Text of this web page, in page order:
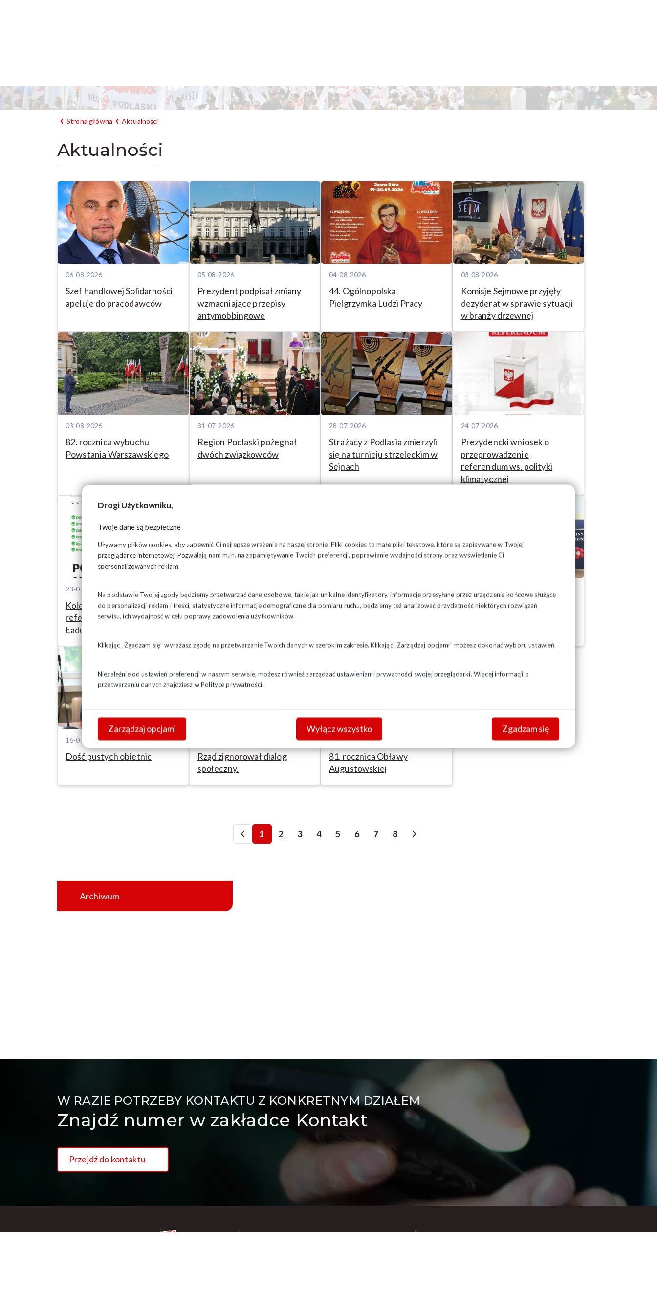
Drogi Użytkowniku,
Twoje dane są bezpieczne
Używamy plików cookies, aby zapewnić Ci najlepsze wrażenia na naszej stronie. Pliki cookies to małe pliki tekstowe, które są zapisywane w Twojej
przeglądarce internetowej. Pozwalają nam m.in. na zapamiętywanie Twoich preferencji, poprawianie wydajności strony oraz wyświetlanie Ci
spersonalizowanych reklam.
Na podstawie Twojej zgody będziemy przetwarzać dane osobowe, takie jak unikalne identyfikatory, informacje przesyłane przez urządzenia końcowe służące
do personalizacji reklam i treści, statystyczne informacje demograficzne dla pomiaru ruchu, będziemy też analizować przydatność niektórych rozwiązań
serwisu, ich wydajność w celu poprawy zadowolenia użytkowników.
Klikając „Zgadzam się” wyrażasz zgodę na przetwarzanie Twoich danych w szerokim zakresie. Klikając „Zarządzaj opcjami” możesz dokonać wyboru ustawień.
Niezależnie od ustawień preferencji w naszym serwisie, możesz również zarządzać ustawieniami prywatności swojej przeglądarki. Więcej informacji o
przetwarzaniu danych znajdziesz wPolityce prywatności.
Zarządzaj opcjami Wyłącz wszystko Zgadzam się
Strona główna Aktualności
Aktualności
06-08-2026
Szef handlowej Solidarności
apeluje do pracodawców
05-08-2026
Prezydent podpisał zmiany
wzmacniające przepisy
antymobbingowe
04-08-2026
44. Ogólnopolska
Pielgrzymka Ludzi Pracy
03-08-2026
Komisje Sejmowe przyjęły
dezyderat w sprawie sytuacji
w branży drzewnej
03-08-2026
82. rocznica wybuchu
Powstania Warszawskiego
31-07-2026
Region Podlaski pożegnał
dwóch związkowców
28-07-2026
Strażacy z Podlasia zmierzyli
się na turnieju strzeleckim w
Sejnach
24-07-2026
Prezydencki wniosek o
przeprowadzenie
referendum ws. polityki
klimatycznej
23-07-2026
Kolejny wniosek o
referendum ws. Zielonego
Ładu
Bartłomiej Mickiewicz o
propozycji reformy ETS
46. rocznica Lubelskiego
Uroczystości w Kołakach
16-07-2026
Dość pustych obietnic
Rząd zignorował dialog
społeczny.
15-07-2026
81. rocznica Obławy
Augustowskiej
1 2 3 4 5 6 7 8
Archiwum
W RAZIE POTRZEBY KONTAKTU Z KONKRETNYM DZIAŁEM
Znajdź numer w zakładce Kontakt
Przejdź do kontaktu